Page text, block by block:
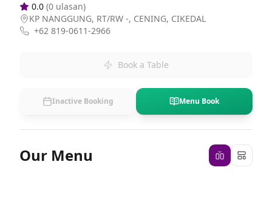
0.0 (0 ulasan)
KP NANGGUNG, RT/RW -, CENING, CIKEDAL
+62 819-0611-2966
Book a Table
Inactive Booking Menu Book
Our Menu